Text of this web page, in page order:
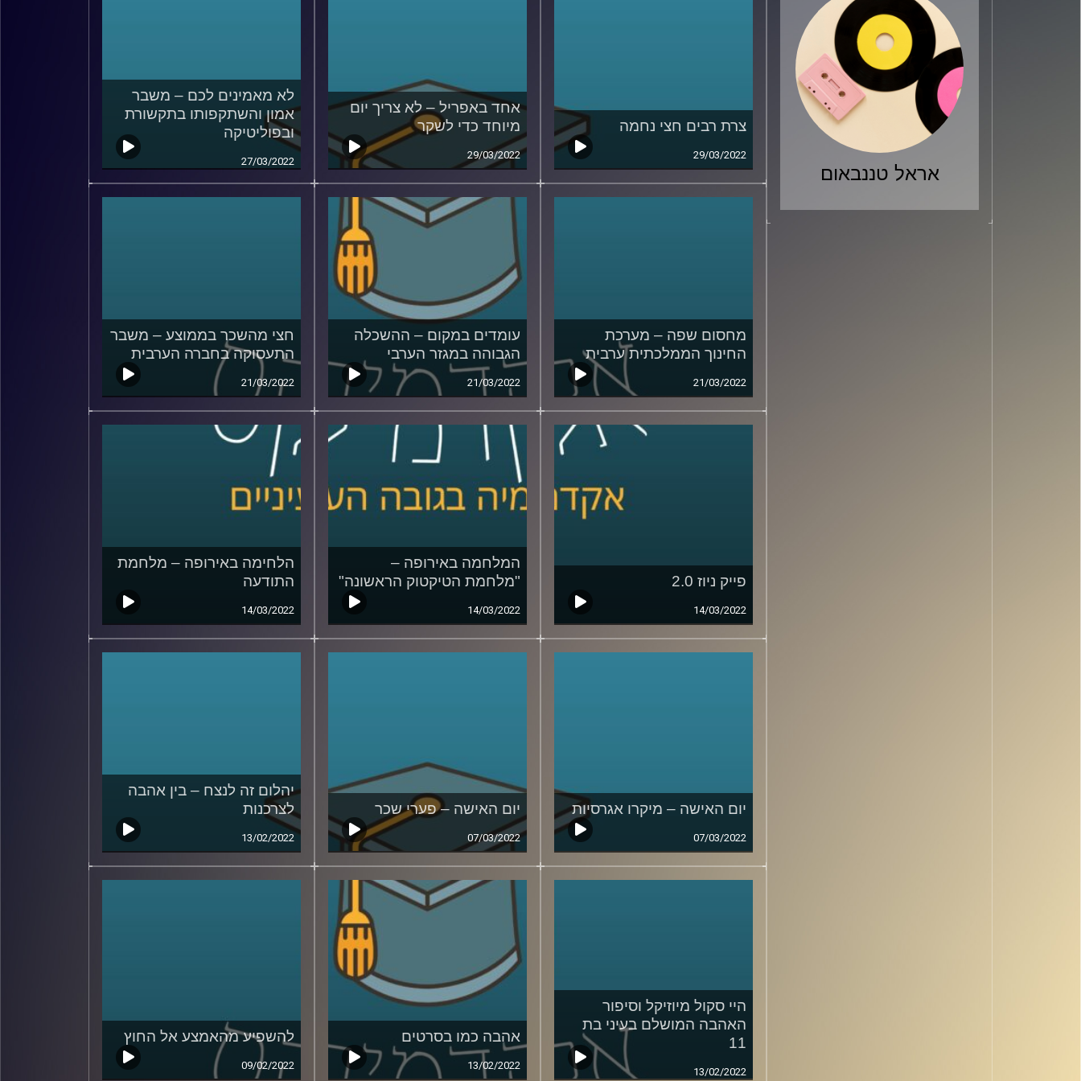
אראל טננבאום
צרת רבים חצי נחמה
29/03/2022
אחד באפריל – לא צריך יום
מיוחד כדי לשקר
29/03/2022
לא מאמינים לכם – משבר
אמון והשתקפותו בתקשורת
ובפוליטיקה
27/03/2022
מחסום שפה – מערכת
החינוך הממלכתית ערבית
21/03/2022
עומדים במקום – ההשכלה
הגבוהה במגזר הערבי
21/03/2022
חצי מהשכר בממוצע – משבר
התעסוקה בחברה הערבית
21/03/2022
פייק ניוז 2.0
14/03/2022
המלחמה באירופה –
"מלחמת הטיקטוק הראשונה"
14/03/2022
הלחימה באירופה – מלחמת
התודעה
14/03/2022
יום האישה – מיקרו אגרסיות
07/03/2022
יום האישה – פערי שכר
07/03/2022
יהלום זה לנצח – בין אהבה
לצרכנות
13/02/2022
היי סקול מיוזיקל וסיפור
האהבה המושלם בעיני בת
11
13/02/2022
אהבה כמו בסרטים
13/02/2022
להשפיע מהאמצע אל החוץ
09/02/2022